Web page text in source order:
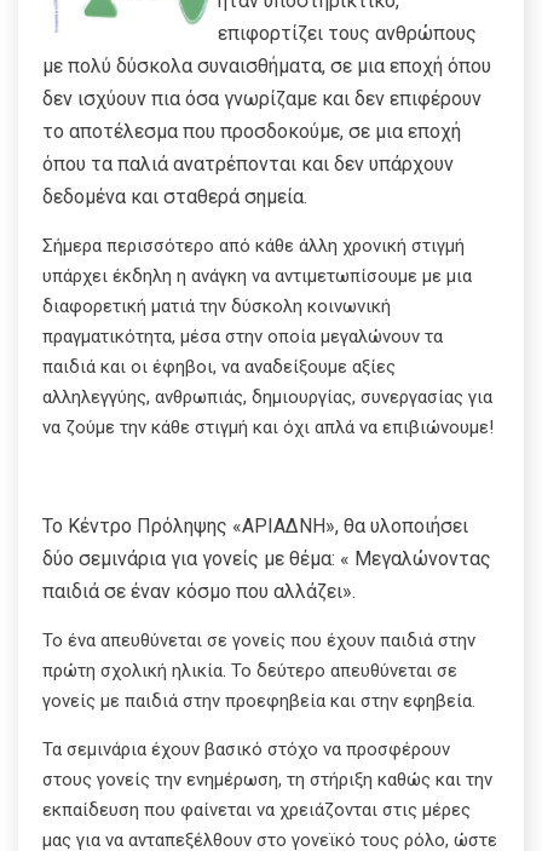
επιφορτίζει τους ανθρώπους
με πολύ δύσκολα συναισθήματα, σε μια εποχή όπου
δεν ισχύουν πια όσα γνωρίζαμε και δεν επιφέρουν
το αποτέλεσμα που προσδοκούμε, σε μια εποχή
όπου τα παλιά ανατρέπονται και δεν υπάρχουν
δεδομένα και σταθερά σημεία.
Σήμερα περισσότερο από κάθε άλλη χρονική στιγμή
υπάρχει έκδηλη η ανάγκη να αντιμετωπίσουμε με μια
διαφορετική ματιά την δύσκολη κοινωνική
πραγματικότητα, μέσα στην οποία μεγαλώνουν τα
παιδιά και οι έφηβοι, να αναδείξουμε αξίες
αλληλεγγύης, ανθρωπιάς, δημιουργίας, συνεργασίας για
να ζούμε την κάθε στιγμή και όχι απλά να επιβιώνουμε!
Το Κέντρο Πρόληψης «ΑΡΙΑΔΝΗ», θα υλοποιήσει
δύο σεμινάρια για γονείς με θέμα: « Μεγαλώνοντας
παιδιά σε έναν κόσμο που αλλάζει».
Το ένα απευθύνεται σε γονείς που έχουν παιδιά στην
πρώτη σχολική ηλικία. Το δεύτερο απευθύνεται σε
γονείς με παιδιά στην προεφηβεία και στην εφηβεία.
Τα σεμινάρια έχουν βασικό στόχο να προσφέρουν
στους γονείς την ενημέρωση, τη στήριξη καθώς και την
εκπαίδευση που φαίνεται να χρειάζονται στις μέρες
μας για να ανταπεξέλθουν στο γονεϊκό τους ρόλο, ώστε